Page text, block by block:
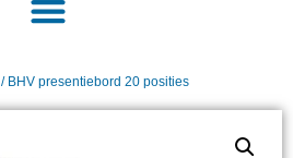
/ BHV presentiebord 20 posities